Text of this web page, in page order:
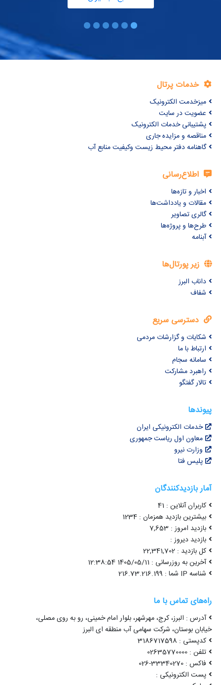
خدمات پرتال
میزخدمت الکترونیک
عضویت در سایت
پشتیبانی خدمات الکترونیک
مناقصه و مزایده جاری
گاهنامه دفتر محیط زیست وکیفیت منابع آب
اطلاع‌رسانی
اخبار و تازه‌ها
مقالات و یادداشت‌ها
گالری تصاویر
طرح‌ها و پروژه‌ها
آبنامه
زیر پورتال‌ها
داناب البرز
شفاف
دسترسی سریع
شکایات و گزارشات مردمی
ارتباط با ما
سامانه سجام
راهبرد مشارکت
تالار گفتگو
پیوندها
خدمات الکترونیکی ایران
معاون اول ریاست جمهوری
وزارت نیرو
پلیس فتا
آمار بازدیدکنندگان
کاربران آنلاین : 41
بیشترین بازدید همزمان : 1234
بازدید امروز : 7,653
بازدید دیروز :
کل بازدید : 22,341,702
آخرین به روزرسانی : 1405/05/11 12:38:54
شناسه IP شما : 216.73.216.199
راه‌های تماس با ما
آدرس : البرز، کرج، مهرشهر، بلوار امام خمینی، رو به روی مصلی،
خیابان بوستان، شرکت سهامی آب منطقه ای البرز
کدپستی : 3186717598
تلفن : 02635770000
فاکس : 33340270-026
پست الکترونیکی :